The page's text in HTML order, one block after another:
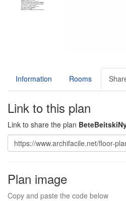
Information Rooms
Link to this plan
Link to share the plan
Plan image
Copy and paste the code below